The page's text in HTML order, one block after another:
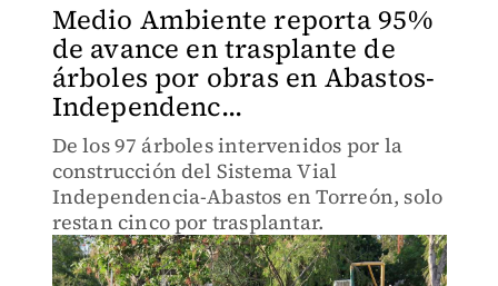
Medio Ambiente reporta 95%
de avance en trasplante de
árboles por obras en Abastos-
Independenc...
De los 97 árboles intervenidos por la
construcción del Sistema Vial
Independencia-Abastos en Torreón, solo
restan cinco por trasplantar.